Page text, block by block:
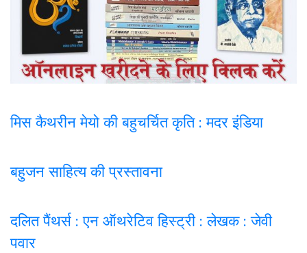
मिस कैथरीन मेयो की बहुचर्चित कृति : मदर इंडिया
बहुजन साहित्य की प्रस्तावना
दलित पैंथर्स : एन ऑथरेटिव हिस्ट्री : लेखक : जेवी
पवार